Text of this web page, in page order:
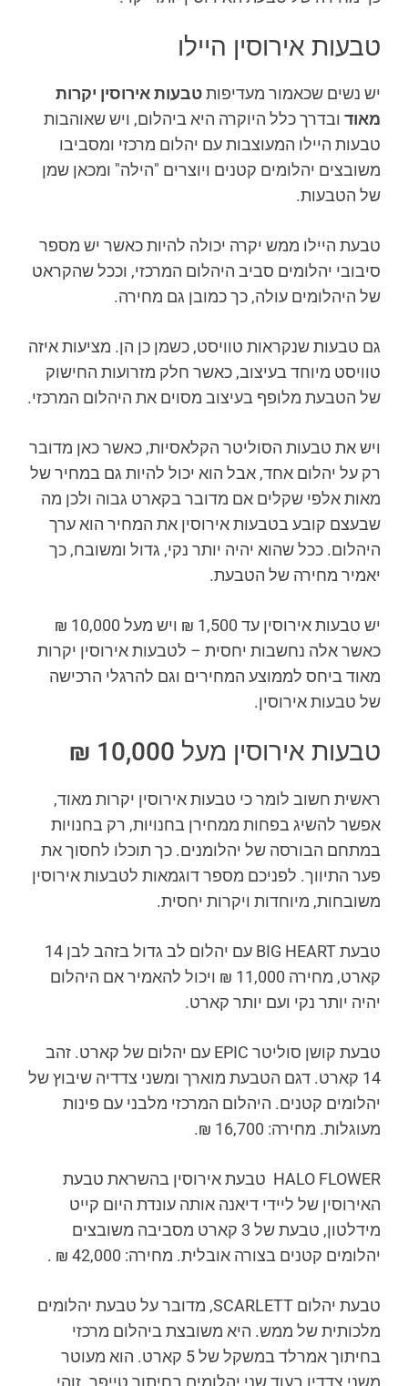
טבעות אירוסין היילו
יש נשים שכאמור מעדיפותטבעות אירוסין יקרות
מאוד ובדרך כלל היוקרה היא ביהלום, ויש שאוהבות
טבעות היילו המעוצבות עם יהלום מרכזי ומסביבו
משובצים יהלומים קטנים ויוצרים "הילה" ומכאן שמן
של הטבעות.
טבעת היילו ממש יקרה יכולה להיות כאשר יש מספר
סיבובי יהלומים סביב היהלום המרכזי, וככל שהקראט
של היהלומים עולה, כך כמובן גם מחירה.
גם טבעות שנקראות טוויסט, כשמן כן הן. מציעות איזה
טוויסט מיוחד בעיצוב, כאשר חלק מזרועות החישוק
של הטבעת מלופף בעיצוב מסוים את היהלום המרכזי.
ויש את טבעות הסוליטר הקלאסיות, כאשר כאן מדובר
רק על יהלום אחד, אבל הוא יכול להיות גם במחיר של
מאות אלפי שקלים אם מדובר בקארט גבוה ולכן מה
שבעצם קובע בטבעות אירוסין את המחיר הוא ערך
היהלום. ככל שהוא יהיה יותר נקי, גדול ומשובח, כך
יאמיר מחירה של הטבעת.
יש טבעות אירוסין עד 1,500 ₪ ויש מעל 10,000 ₪
כאשר אלה נחשבות יחסית – לטבעות אירוסין יקרות
מאוד ביחס לממוצע המחירים וגם להרגלי הרכישה
של טבעות אירוסין.
טבעות אירוסין מעל 10,000 ₪
ראשית חשוב לומר כי טבעות אירוסין יקרות מאוד,
אפשר להשיג בפחות ממחירן בחנויות, רק בחנויות
במתחם הבורסה של יהלומנים. כך תוכלו לחסוך את
פער התיווך. לפניכם מספר דוגמאות לטבעות אירוסין
משובחות, מיוחדות ויקרות יחסית.
טבעת BIG HEART עם יהלום לב גדול בזהב לבן 14
קארט, מחירה 11,000 ₪ ויכול להאמיר אם היהלום
יהיה יותר נקי ועם יותר קארט.
טבעת קושן סוליטר EPIC עם יהלום של קארט. זהב
14 קארט. דגם הטבעת מוארך ומשני צדדיה שיבוץ של
יהלומים קטנים. היהלום המרכזי מלבני עם פינות
מעוגלות. מחירה: 16,700 ₪.
HALO FLOWER טבעת אירוסין בהשראת טבעת
האירוסין של ליידי דיאנה אותה עונדת היום קייט
מידלטון, טבעת של 3 קארט מסביבה משובצים
יהלומים קטנים בצורה אובלית. מחירה: 42,000 ₪ .
טבעת יהלום SCARLETT, מדובר על טבעת יהלומים
מלכותית של ממש. היא משובצת ביהלום מרכזי
בחיתוך אמרלד במשקל של 5 קארט. הוא מעוטר
משני צדדיו בעוד שני יהלומים בחיתוך טייפר. זוהי